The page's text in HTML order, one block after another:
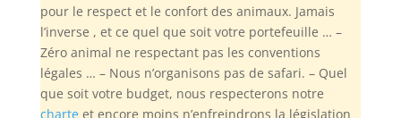
pour le respect et le confort des animaux. Jamais
l’inverse , et ce quel que soit votre portefeuille … –
Zéro animal ne respectant pas les conventions
légales … – Nous n’organisons pas de safari. – Quel
que soit votre budget, nous respecterons notre
charteet encore moins n’enfreindrons la législation